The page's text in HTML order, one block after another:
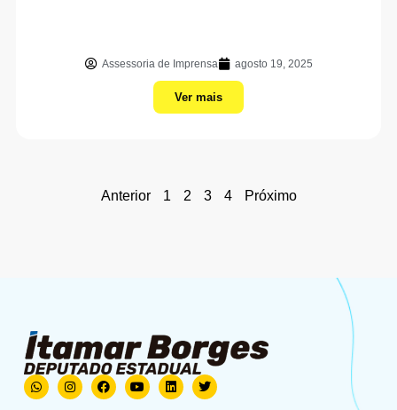
Assessoria de Imprensa agosto 19, 2025
Ver mais
Anterior 1 2 3 4 Próximo